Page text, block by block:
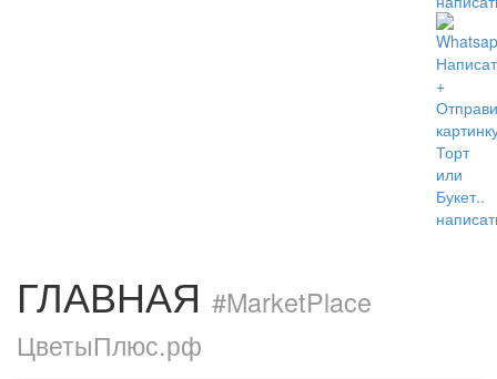
ГЛАВНАЯ #MarketPlace
ЦветыПлюс.рф